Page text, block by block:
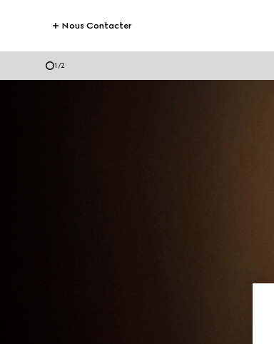
Nous Contacter
1 /2